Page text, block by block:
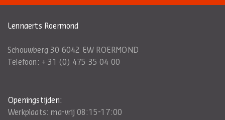
Lennaerts Roermond
Schouwberg 30 6042 EW ROERMOND
Telefoon: + 31 (0) 475 35 04 00
Openingstijden:
Werkplaats: ma-vrij 08:15-17:00